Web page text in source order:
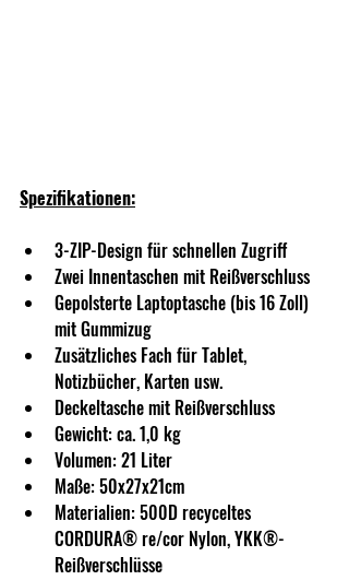
Spezifikationen:
3-ZIP-Design für schnellen Zugriff
Zwei Innentaschen mit Reißverschluss
Gepolsterte Laptoptasche (bis 16 Zoll)
mit Gummizug
Zusätzliches Fach für Tablet,
Notizbücher, Karten usw.
Deckeltasche mit Reißverschluss
Gewicht: ca. 1,0 kg
Volumen: 21 Liter
Maße: 50x27x21cm
Materialien: 500D recyceltes
CORDURA® re/cor Nylon, YKK®-
Reißverschlüsse